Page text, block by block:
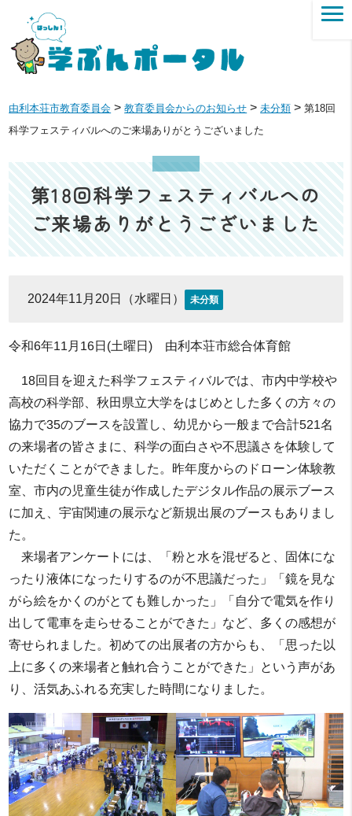
由利本荘市教育委員会 >教育委員会からのお知らせ >未分類 >第18回
科学フェスティバルへのご来場ありがとうございました
第18回科学フェスティバルへの
ご来場ありがとうございました
2024年11月20日（水曜日） 未分類
令和6年11月16日(土曜日) 由利本荘市総合体育館
18回目を迎えた科学フェスティバルでは、市内中学校や
高校の科学部、秋田県立大学をはじめとした多くの方々の
協力で35のブースを設置し、幼児から一般まで合計521名
の来場者の皆さまに、科学の面白さや不思議さを体験して
いただくことができました。昨年度からのドローン体験教
室、市内の児童生徒が作成したデジタル作品の展示ブース
に加え、宇宙関連の展示など新規出展のブースもありまし
た。
来場者アンケートには、「粉と水を混ぜると、固体にな
ったり液体になったりするのが不思議だった」「鏡を見な
がら絵をかくのがとても難しかった」「自分で電気を作り
出して電車を走らせることができた」など、多くの感想が
寄せられました。初めての出展者の方からも、「思った以
上に多くの来場者と触れ合うことができた」という声があ
り、活気あふれる充実した時間になりました。